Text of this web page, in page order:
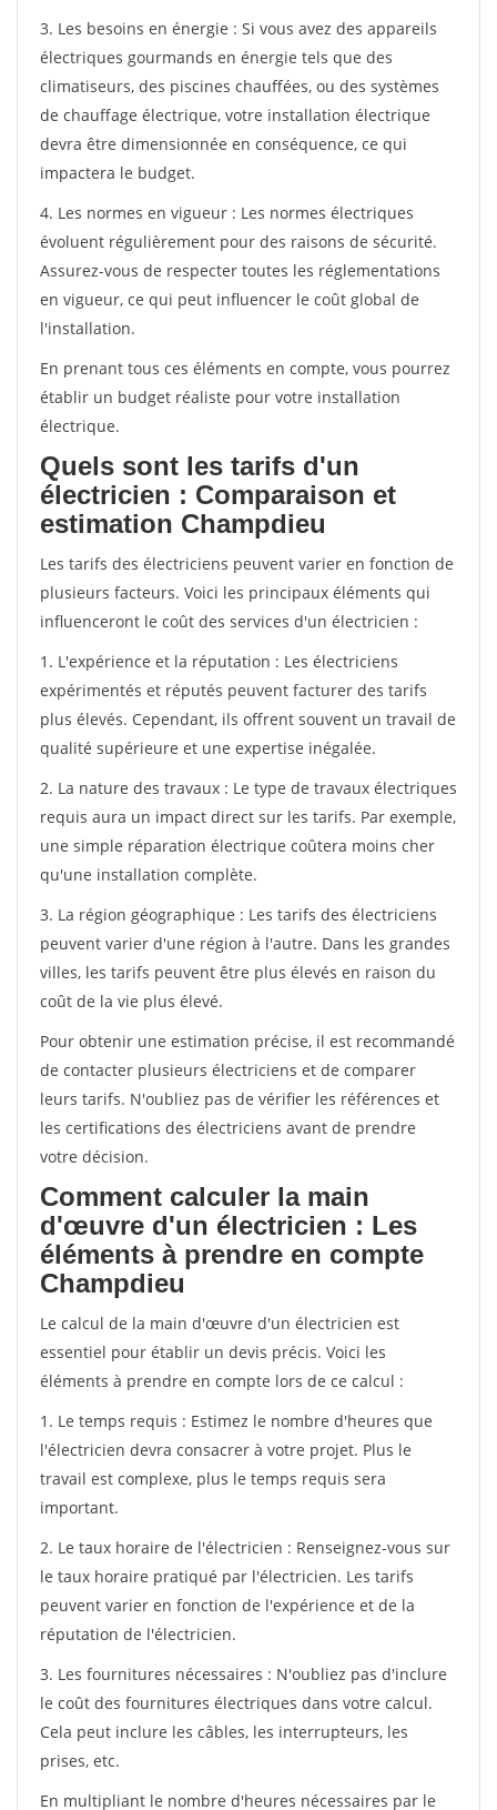
3. Les besoins en énergie : Si vous avez des appareils
électriques gourmands en énergie tels que des
climatiseurs, des piscines chauffées, ou des systèmes
de chauffage électrique, votre installation électrique
devra être dimensionnée en conséquence, ce qui
impactera le budget.
4. Les normes en vigueur : Les normes électriques
évoluent régulièrement pour des raisons de sécurité.
Assurez-vous de respecter toutes les réglementations
en vigueur, ce qui peut influencer le coût global de
l'installation.
En prenant tous ces éléments en compte, vous pourrez
établir un budget réaliste pour votre installation
électrique.
Quels sont les tarifs d'un
électricien : Comparaison et
estimation Champdieu
Les tarifs des électriciens peuvent varier en fonction de
plusieurs facteurs. Voici les principaux éléments qui
influenceront le coût des services d'un électricien :
1. L'expérience et la réputation : Les électriciens
expérimentés et réputés peuvent facturer des tarifs
plus élevés. Cependant, ils offrent souvent un travail de
qualité supérieure et une expertise inégalée.
2. La nature des travaux : Le type de travaux électriques
requis aura un impact direct sur les tarifs. Par exemple,
une simple réparation électrique coûtera moins cher
qu'une installation complète.
3. La région géographique : Les tarifs des électriciens
peuvent varier d'une région à l'autre. Dans les grandes
villes, les tarifs peuvent être plus élevés en raison du
coût de la vie plus élevé.
Pour obtenir une estimation précise, il est recommandé
de contacter plusieurs électriciens et de comparer
leurs tarifs. N'oubliez pas de vérifier les références et
les certifications des électriciens avant de prendre
votre décision.
Comment calculer la main
d'œuvre d'un électricien : Les
éléments à prendre en compte
Champdieu
Le calcul de la main d'œuvre d'un électricien est
essentiel pour établir un devis précis. Voici les
éléments à prendre en compte lors de ce calcul :
1. Le temps requis : Estimez le nombre d'heures que
l'électricien devra consacrer à votre projet. Plus le
travail est complexe, plus le temps requis sera
important.
2. Le taux horaire de l'électricien : Renseignez-vous sur
le taux horaire pratiqué par l'électricien. Les tarifs
peuvent varier en fonction de l'expérience et de la
réputation de l'électricien.
3. Les fournitures nécessaires : N'oubliez pas d'inclure
le coût des fournitures électriques dans votre calcul.
Cela peut inclure les câbles, les interrupteurs, les
prises, etc.
En multipliant le nombre d'heures nécessaires par le